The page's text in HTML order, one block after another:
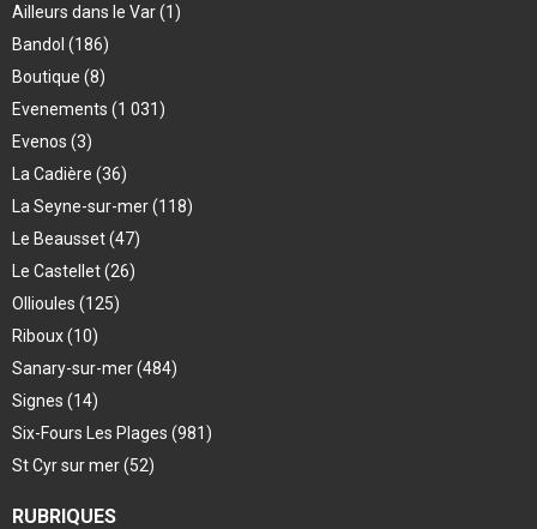
Ailleurs dans le Var(1)
Bandol (186)
Boutique (8)
Evenements (1 031)
Evenos (3)
La Cadière (36)
La Seyne-sur-mer(118)
Le Beausset(47)
Le Castellet(26)
Ollioules (125)
Riboux(10)
Sanary-sur-mer(484)
Signes (14)
Six-Fours Les Plages (981)
St Cyr sur mer(52)
RUBRIQUES